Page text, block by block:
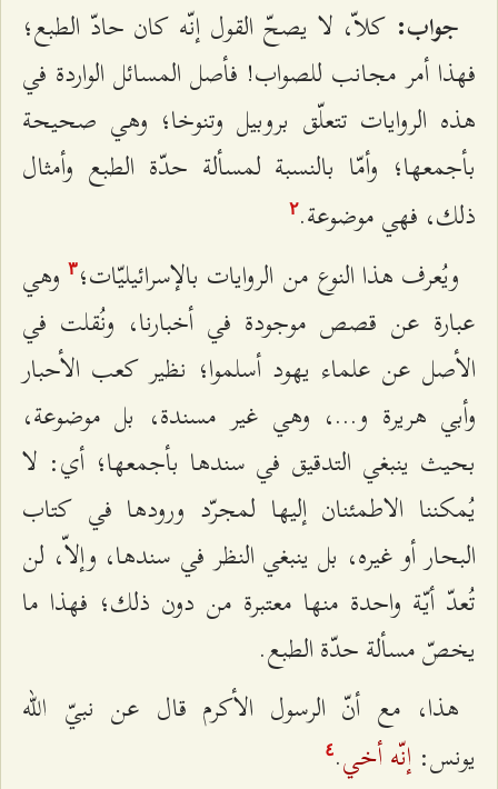
جواب: كلاّ، لا يصحّ القول إنّه كان حادّ الطبع؛
فهذا أمر مجانب للصواب! فأصل المسائل الواردة في
هذه الروايات تتعلّق بروبيل وتنوخا؛ وهي صحيحة
بأجمعها؛ وأمّا بالنسبة لمسألة حدّة الطبع وأمثال
ذلك، فهي موضوعة.٢
ويُعرف هذا النوع من الروايات بالإسرائيليّات؛٣وهي
عبارة عن قصص موجودة في أخبارنا، ونُقلت في
الأصل عن علماء يهود أسلموا؛ نظير كعب الأحبار
وأبي هريرة و...، وهي غير مسندة، بل موضوعة،
بحيث ينبغي التدقيق في سندها بأجمعها؛ أي: لا
يُمكننا الاطمئنان إليها لمجرّد ورودها في كتاب
البحار أو غيره، بل ينبغي النظر في سندها، وإلاّ، لن
تُعدّ أيّة واحدة منها معتبرة من دون ذلك؛ فهذا ما
يخصّ مسألة حدّة الطبع.
هذا، مع أنّ الرسول الأكرم قال عن نبيّ الله
يونس: إنّه أخي. ٤